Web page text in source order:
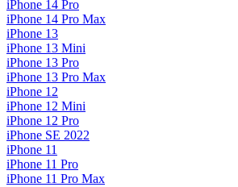
iPhone 14 Pro
iPhone 14 Pro Max
iPhone 13
iPhone 13 Mini
iPhone 13 Pro
iPhone 13 Pro Max
iPhone 12
iPhone 12 Mini
iPhone 12 Pro
iPhone SE 2022
iPhone 11
iPhone 11 Pro
iPhone 11 Pro Max